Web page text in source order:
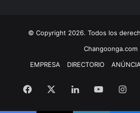
© Copyright 2026. Todos los
Changoonga.com
EMPRESA
DIRECTORIO
Facebook LinkedInYouTube